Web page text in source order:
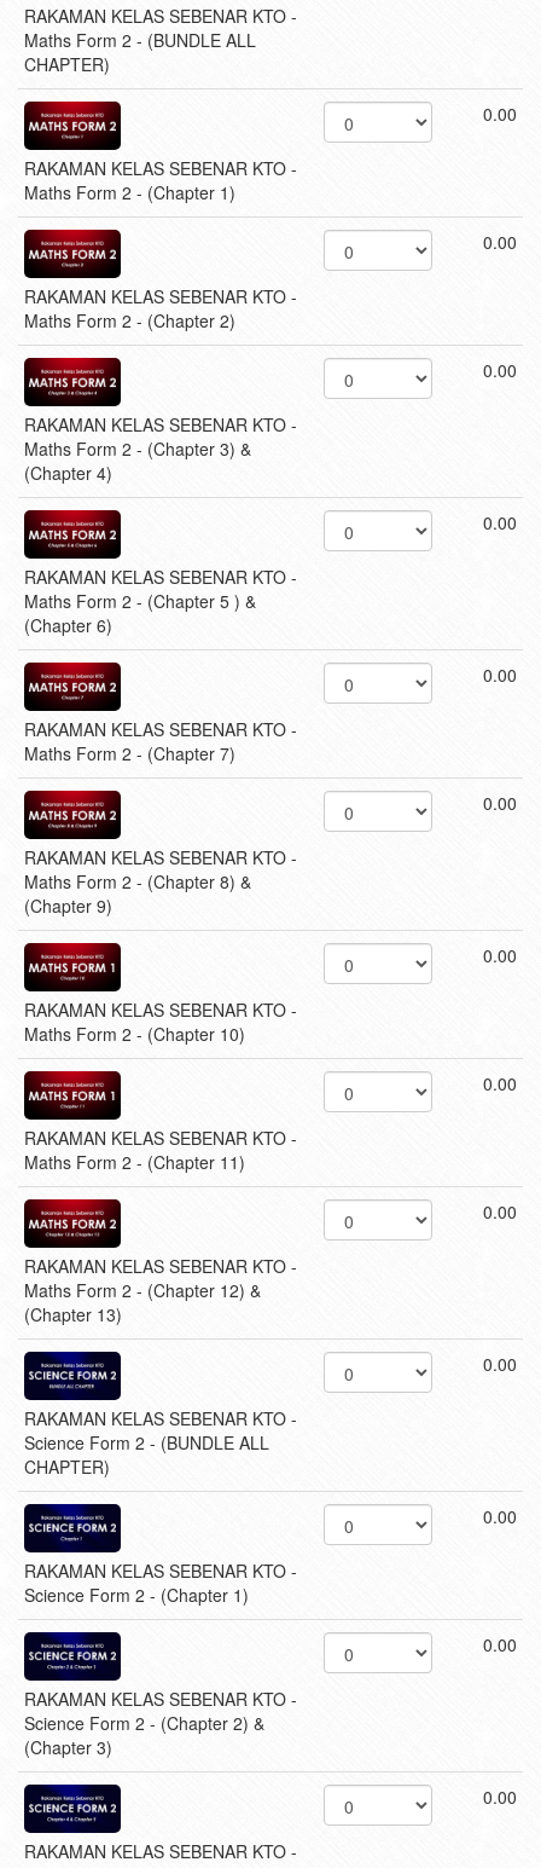
RAKAMAN KELAS SEBENAR KTO -
Maths Form 2 - (BUNDLE ALL
CHAPTER)
RAKAMAN KELAS SEBENAR KTO -
Maths Form 2 - (Chapter 1)
0.00
RAKAMAN KELAS SEBENAR KTO -
Maths Form 2 - (Chapter 2)
0.00
RAKAMAN KELAS SEBENAR KTO -
Maths Form 2 - (Chapter 3) &
(Chapter 4)
0.00
RAKAMAN KELAS SEBENAR KTO -
Maths Form 2 - (Chapter 5 ) &
(Chapter 6)
0.00
RAKAMAN KELAS SEBENAR KTO -
Maths Form 2 - (Chapter 7)
0.00
RAKAMAN KELAS SEBENAR KTO -
Maths Form 2 - (Chapter 8) &
(Chapter 9)
0.00
RAKAMAN KELAS SEBENAR KTO -
Maths Form 2 - (Chapter 10)
0.00
RAKAMAN KELAS SEBENAR KTO -
Maths Form 2 - (Chapter 11)
0.00
RAKAMAN KELAS SEBENAR KTO -
Maths Form 2 - (Chapter 12) &
(Chapter 13)
0.00
RAKAMAN KELAS SEBENAR KTO -
Science Form 2 - (BUNDLE ALL
CHAPTER)
0.00
RAKAMAN KELAS SEBENAR KTO -
Science Form 2 - (Chapter 1)
0.00
RAKAMAN KELAS SEBENAR KTO -
Science Form 2 - (Chapter 2) &
(Chapter 3)
0.00
RAKAMAN KELAS SEBENAR KTO -
0.00